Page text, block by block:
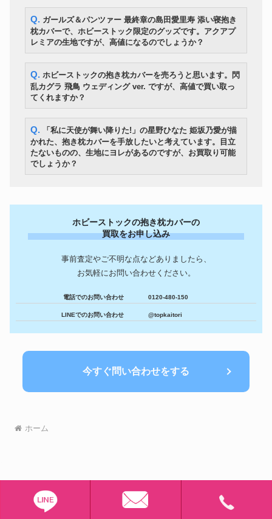
Q. ガールズ＆パンツァー 最終章の島田愛里寿 添い寝抱き
枕カバーで、ホビーストック限定のグッズです。アクアプ
レミアの生地ですが、高値になるのでしょうか？
Q. ホビーストックの抱き枕カバーを売ろうと思います。閃
乱カグラ 飛鳥 ウェディング ver. ですが、高値で買い取っ
てくれますか？
Q. 「私に天使が舞い降りた!」の星野ひなた 姫坂乃愛が描
かれた、抱き枕カバーを手放したいと考えています。目立
たないものの、生地にヨレがあるのですが、お買取り可能
でしょうか？
ホビーストックの抱き枕カバーの
買取をお申し込み
事前査定やご不明な点などありましたら、
お気軽にお問い合わせください。
電話でのお問い合わせ 0120-480-150
LINEでのお問い合わせ @topkaitori
今すぐ問い合わせをする
ホーム
© 2024 宅配買取専門TOP B-ピロウ.